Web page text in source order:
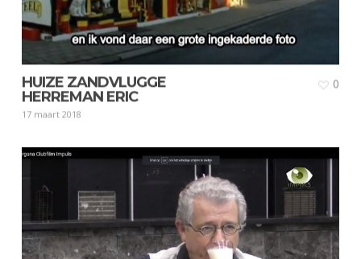
HUIZE ZANDVLUGGE
HERREMAN ERIC
17 maart 2018
0